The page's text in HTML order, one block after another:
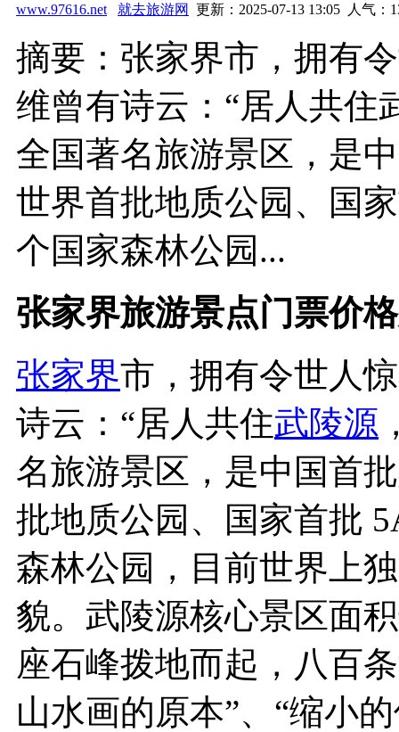
www.97616.net 就去旅游网 更新：2025-07-13 13:05 人气：
摘要：张家界市，拥有
维曾有诗云：“居人共住
全国著名旅游景区，是
世界首批地质公园、国
个国家森林公园...
张家界旅游景点门票价
张家界市，拥有令世人
诗云：“居人共住武陵源
名旅游景区，是中国首
批地质公园、国家首批
森林公园，目前世界上
貌。武陵源核心景区面
座石峰拨地而起，八百
山水画的原本”、“缩小